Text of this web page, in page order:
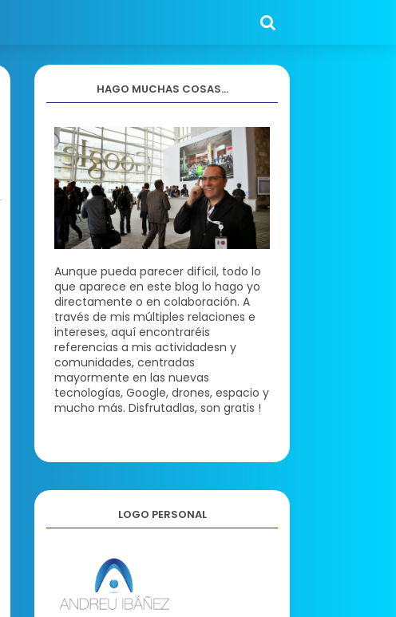
HAGO MUCHAS COSAS...
Aunque pueda parecer difícil, todo lo
que aparece en este blog lo hago yo
directamente o en colaboración. A
través de mis múltiples relaciones e
intereses, aquí encontraréis
referencias a mis actividadesn y
comunidades, centradas
mayormente en las nuevas
tecnologías, Google, drones, espacio y
mucho más. Disfrutadlas, son gratis !
LOGO PERSONAL